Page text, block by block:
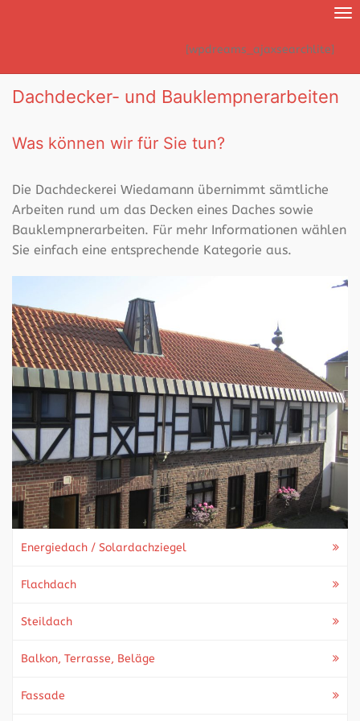
[wpdreams_ajaxsearchlite]
Dachdecker- und Bauklempnerarbeiten
Was können wir für Sie tun?
Die Dachdeckerei Wiedamann übernimmt sämtliche
Arbeiten rund um das Decken eines Daches sowie
Bauklempnerarbeiten. Für mehr Informationen wählen
Sie einfach eine entsprechende Kategorie aus.
Energiedach / Solardachziegel
Flachdach
Steildach
Balkon, Terrasse, Beläge
Fassade